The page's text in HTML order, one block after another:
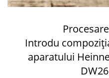
Introdu
aparatului